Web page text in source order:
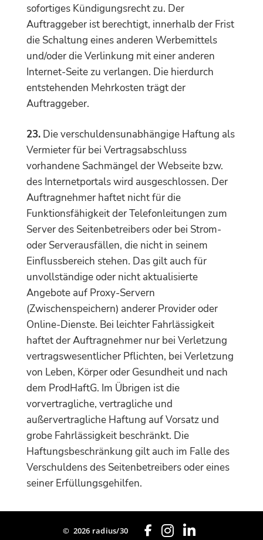
sofortiges Kündigungsrecht zu. Der
Auftraggeber ist berechtigt, innerhalb der Frist
die Schaltung eines anderen Werbemittels
und/oder die Verlinkung mit einer anderen
Internet-Seite zu verlangen. Die hierdurch
entstehenden Mehrkosten trägt der
Auftraggeber.
23.Die verschuldensunabhängige Haftung als
Vermieter für bei Vertragsabschluss
vorhandene Sachmängel der Webseite bzw.
des Internetportals wird ausgeschlossen. Der
Auftragnehmer haftet nicht für die
Funktionsfähigkeit der Telefonleitungen zum
Server des Seitenbetreibers oder bei Strom-
oder Serverausfällen, die nicht in seinem
Einflussbereich stehen. Das gilt auch für
unvollständige oder nicht aktualisierte
Angebote auf Proxy-Servern
(Zwischenspeichern) anderer Provider oder
Online-Dienste. Bei leichter Fahrlässigkeit
haftet der Auftragnehmer nur bei Verletzung
vertragswesentlicher Pflichten, bei Verletzung
von Leben, Körper oder Gesundheit und nach
dem ProdHaftG. Im Übrigen ist die
vorvertragliche, vertragliche und
außervertragliche Haftung auf Vorsatz und
grobe Fahrlässigkeit beschränkt. Die
Haftungsbeschränkung gilt auch im Falle des
Verschuldens des Seitenbetreibers oder eines
seiner Erfüllungsgehilfen.
© 2026 radius/30